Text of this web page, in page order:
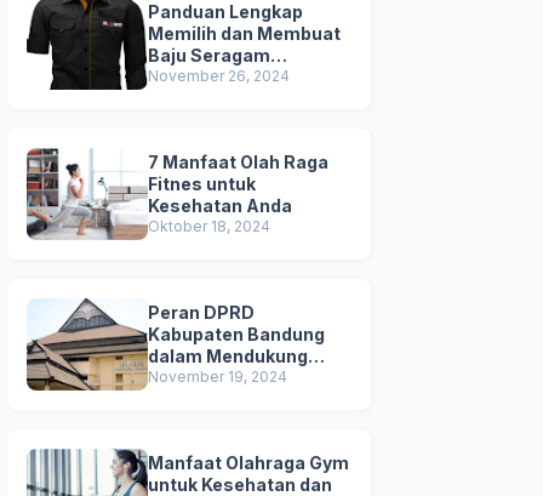
Panduan Lengkap
Memilih dan Membuat
Baju Seragam
Berkualitas
November 26, 2024
7 Manfaat Olah Raga
Fitnes untuk
Kesehatan Anda
Oktober 18, 2024
Peran DPRD
Kabupaten Bandung
dalam Mendukung
Pembangunan Daerah
November 19, 2024
Manfaat Olahraga Gym
untuk Kesehatan dan